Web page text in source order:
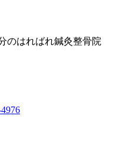
のはればれ鍼灸整骨院